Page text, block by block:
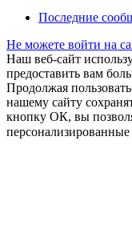
Последние
Не можете войти на
Наш веб-сайт
предоставить вам
Продолжая
нашему сайту
кнопку ОК, вы
персонализированные